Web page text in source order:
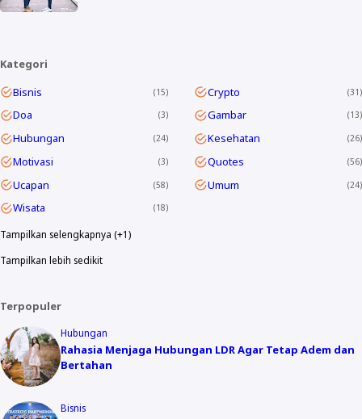
Kategori
Bisnis
15 Crypto 31
Doa 3 Gambar 13
Hubungan 24 Kesehatan 26
Motivasi 3 Quotes 56
Ucapan 58 Umum 24
Wisata 18
Tampilkan selengkapnya (+1)
Tampilkan lebih sedikit
Terpopuler
Hubungan
Rahasia Menjaga Hubungan LDR Agar Tetap Adem dan
Bertahan
Bisnis